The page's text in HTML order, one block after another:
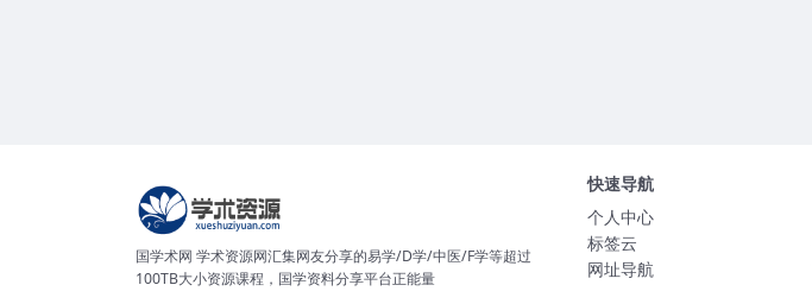
国学术网 学术资源网汇集网友分享的易学/D学/中医/F学等超过
100TB大小资源课程，国学资料分享平台正能量
快速导航
个人中心
标签云
网址导航